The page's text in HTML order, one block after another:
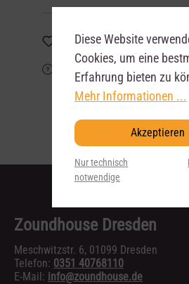
Merken
Frage zum Artikel?
Zoundhouse Dresden
Meschwitzstr. 6, 01099 Dresden
Telefon: 0351 40768110
E-Mail: info@zoundhouse.de
Diese Website
Cookies, um eine
Erfahrung bieten zu
Mehr Informationen ...
Akzeptieren
Nur technisch
notwendige